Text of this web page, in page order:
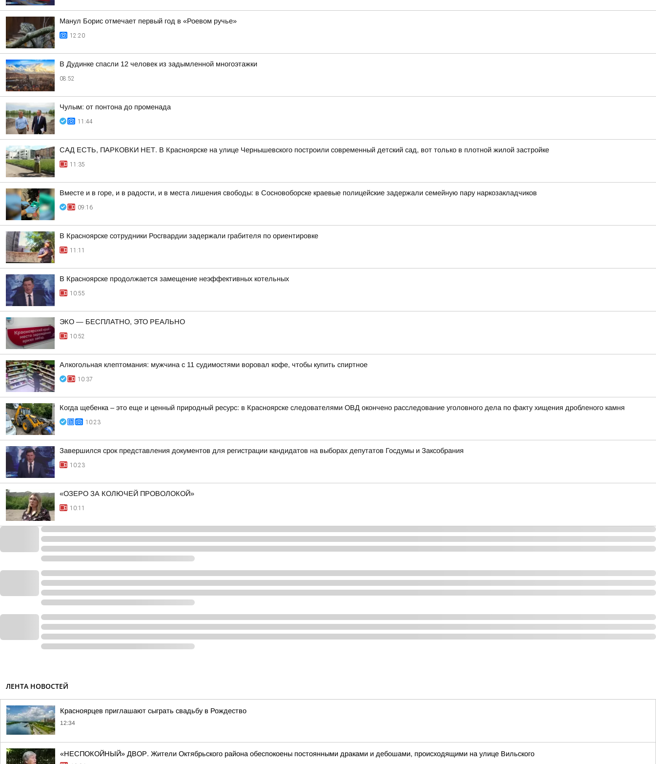
Манул Борис отмечает первый год в «Роевом ручье»
12:20
В Дудинке спасли 12 человек из задымленной многоэтажки
08:52
Чулым: от понтона до променада
11:44
САД ЕСТЬ, ПАРКОВКИ НЕТ. В Красноярске на улице Чернышевского построили современный детский сад, вот только в плотной жилой застройке
11:35
Вместе и в горе, и в радости, и в места лишения свободы: в Сосновоборске краевые полицейские задержали семейную пару наркозакладчиков
09:16
В Красноярске сотрудники Росгвардии задержали грабителя по ориентировке
11:11
В Красноярске продолжается замещение неэффективных котельных
10:55
ЭКО — БЕСПЛАТНО, ЭТО РЕАЛЬНО
10:52
Алкогольная клептомания: мужчина с 11 судимостями воровал кофе, чтобы купить спиртное
10:37
Когда щебенка – это еще и ценный природный ресурс: в Красноярске следователями ОВД окончено расследование уголовного дела по факту хищения дробленого камня
10:23
Завершился срок представления документов для регистрации кандидатов на выборах депутатов Госдумы и Заксобрания
10:23
«ОЗЕРО ЗА КОЛЮЧЕЙ ПРОВОЛОКОЙ»
10:11
ЛЕНТА НОВОСТЕЙ
Красноярцев приглашают сыграть свадьбу в Рождество
12:34
«НЕСПОКОЙНЫЙ» ДВОР. Жители Октябрьского района обеспокоены постоянными драками и дебошами, происходящими на улице Вильского